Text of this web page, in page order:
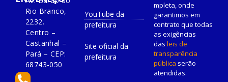
Rio Branco,
2232.
Centro –
Castanhal –
Pará – CEP:
68743-050
YouTube da
prefeitura
Site oficial da
prefeitura
mpleta, onde
garantimos em
contrato que todas
as exigências
das leis de
transparência
pública serão
atendidas.